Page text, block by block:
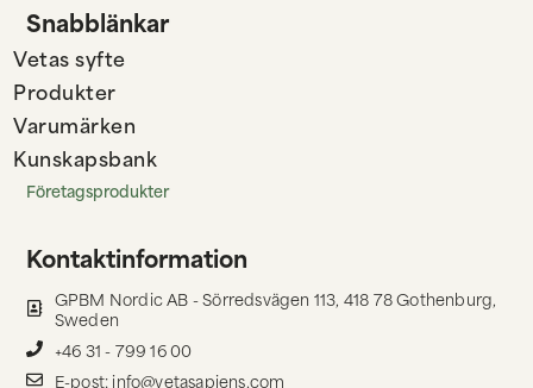
Snabblänkar
Vetas syfte
Produkter
Varumärken
Kunskapsbank
Företagsprodukter
Kontaktinformation
GPBM Nordic AB - Sörredsvägen 113, 418 78 Gothenburg,
Sweden
+46 31 - 799 16 00
E-post: info@vetasapiens.com